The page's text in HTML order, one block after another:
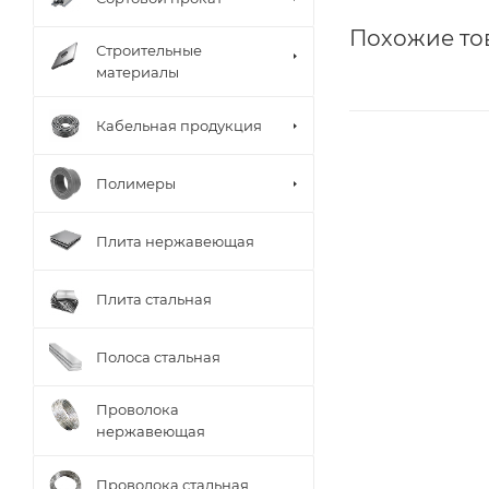
Похожие
Строительные
материалы
Кабельная продукция
Полимеры
Плита нержавеющая
Плита стальная
Полоса стальная
Проволока
нержавеющая
Проволока стальная